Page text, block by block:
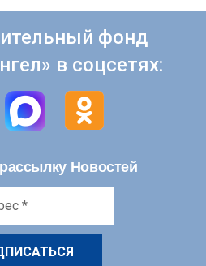
фонд
в соцсетях:
рассылку Новостей